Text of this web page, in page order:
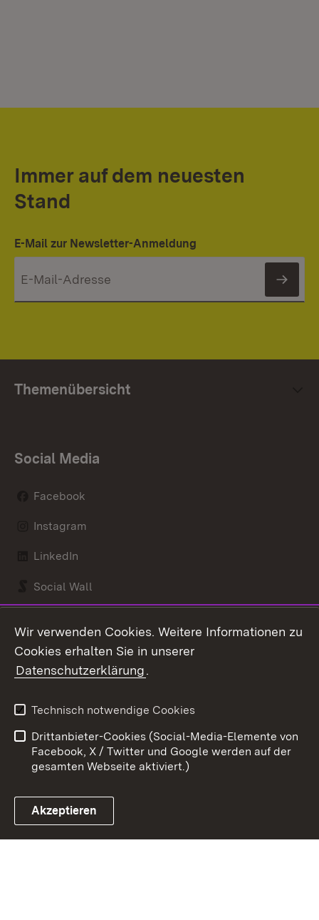
Immer auf dem neuesten
Stand
E-Mail zur Newsletter-Anmeldung
Themenübersicht
Social Media
Facebook
Instagram
LinkedIn
Social Wall
Link zum Landesportal
Kontakt
Barrierefreiheit
Impressum
Cookies
Wir verwenden Cookies. Weitere Informationen zu
Cookies erhalten Sie in unserer
Datenschutzerklärung.
Technisch notwendige Cookies
Drittanbieter-Cookies (Social-Media-Elemente von
Facebook, X / Twitter und Google werden auf der
gesamten Webseite aktiviert.)
Akzeptieren